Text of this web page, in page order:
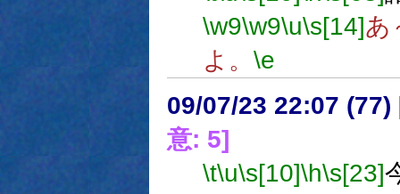
\w9\w9\u\s[14]あ
よ。 \e
09/07/23 22:07 (77)
意: 5]
\t\u\s[10]\h\s[23]